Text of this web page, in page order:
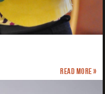
Read more »